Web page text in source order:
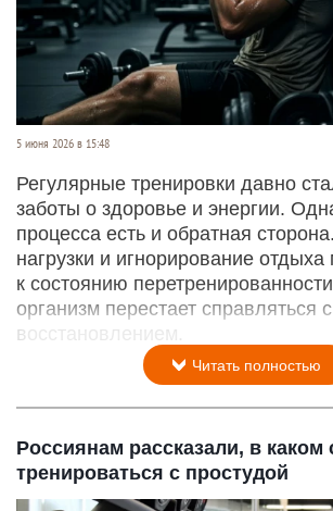
5 июня 2026 в 15:48
Регулярные тренировки давно
заботы о здоровье и энергии.
процесса есть и обратная
нагрузки и игнорирование отдыха
к состоянию
организм перестает справляться с
восстановлением.
Читать полностью
Россиянам рассказали, в
тренироваться с простудой